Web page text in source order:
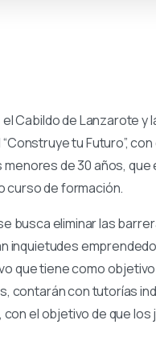
Cabildo de Lanzarote y
tu Futuro”,
de 30 años,
curso de formación.
busca eliminar las
inquietudes
que tiene como
contarán con tutorías
el objetivo de que los